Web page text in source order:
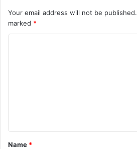
Your email address will not be published.
marked *
Name *